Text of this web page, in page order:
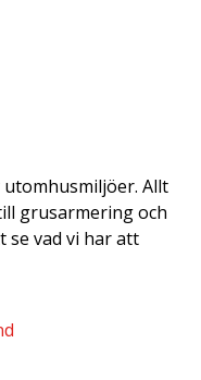
Allt
grusarmering och
se vad vi har att